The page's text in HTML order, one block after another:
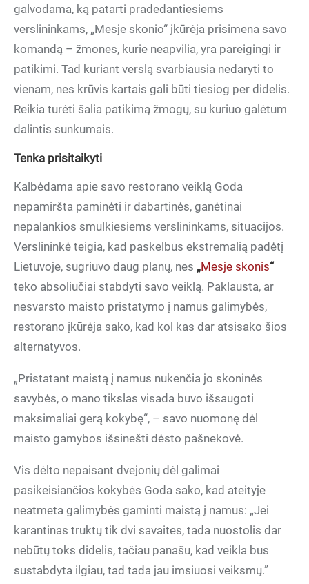
galvodama, ką patarti pradedantiesiems
verslininkams, „Mesje skonio“ įkūrėja prisimena savo
komandą – žmones, kurie neapvilia, yra pareigingi ir
patikimi. Tad kuriant verslą svarbiausia nedaryti to
vienam, nes krūvis kartais gali būti tiesiog per didelis.
Reikia turėti šalia patikimą žmogų, su kuriuo galėtum
dalintis sunkumais.
Tenka prisitaikyti
Kalbėdama apie savo restorano veiklą Goda
nepamiršta paminėti ir dabartinės, ganėtinai
nepalankios smulkiesiems verslininkams, situacijos.
Verslininkė teigia, kad paskelbus ekstremalią padėtį
Lietuvoje, sugriuvo daug planų, nes „Mesje skonis“
teko absoliučiai stabdyti savo veiklą. Paklausta, ar
nesvarsto maisto pristatymo į namus galimybės,
restorano įkūrėja sako, kad kol kas dar atsisako šios
alternatyvos.
„Pristatant maistą į namus nukenčia jo skoninės
savybės, o mano tikslas visada buvo išsaugoti
maksimaliai gerą kokybę“, – savo nuomonę dėl
maisto gamybos išsinešti dėsto pašnekovė.
Vis dėlto nepaisant dvejonių dėl galimai
pasikeisiančios kokybės Goda sako, kad ateityje
neatmeta galimybės gaminti maistą į namus: „Jei
karantinas truktų tik dvi savaites, tada nuostolis dar
nebūtų toks didelis, tačiau panašu, kad veikla bus
sustabdyta ilgiau, tad tada jau imsiuosi veiksmų.”